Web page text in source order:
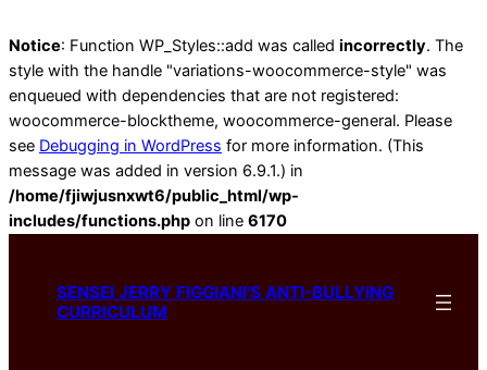
Notice: Function WP_Styles::add was called incorrectly. The
style with the handle "variations-woocommerce-style" was
enqueued with dependencies that are not registered:
woocommerce-blocktheme, woocommerce-general. Please
see Debugging in WordPress for more information. (This
message was added in version 6.9.1.) in
/home/fjiwjusnxwt6/public_html/wp-
includes/functions.php on line 6170
contentSENSEI JERRY FIGGIANI'S ANTI-BULLYING
CURRICULUM